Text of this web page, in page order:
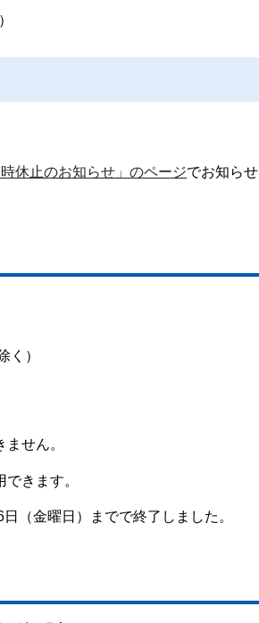
休止のお知らせ」のページでお知らせ
く）
せん。
きます。
（金曜日）までで終了しました。